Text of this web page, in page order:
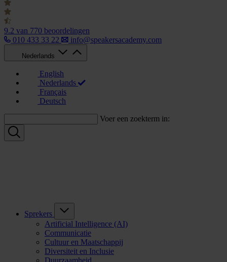
9.2 van 770 beoordelingen
010 433 33 22
info@speakersacademy.com
Nederlands
English
Nederlands
Français
Deutsch
Voer een zoekterm in:
Sprekers
Artificial Intelligence (AI)
Communicatie
Cultuur en Maatschappij
Diversiteit en Inclusie
Duurzaamheid